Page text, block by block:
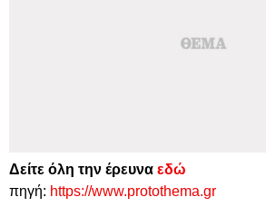
Δείτε όλη την έρευνα εδώ
πηγή: https://www.protothema.gr